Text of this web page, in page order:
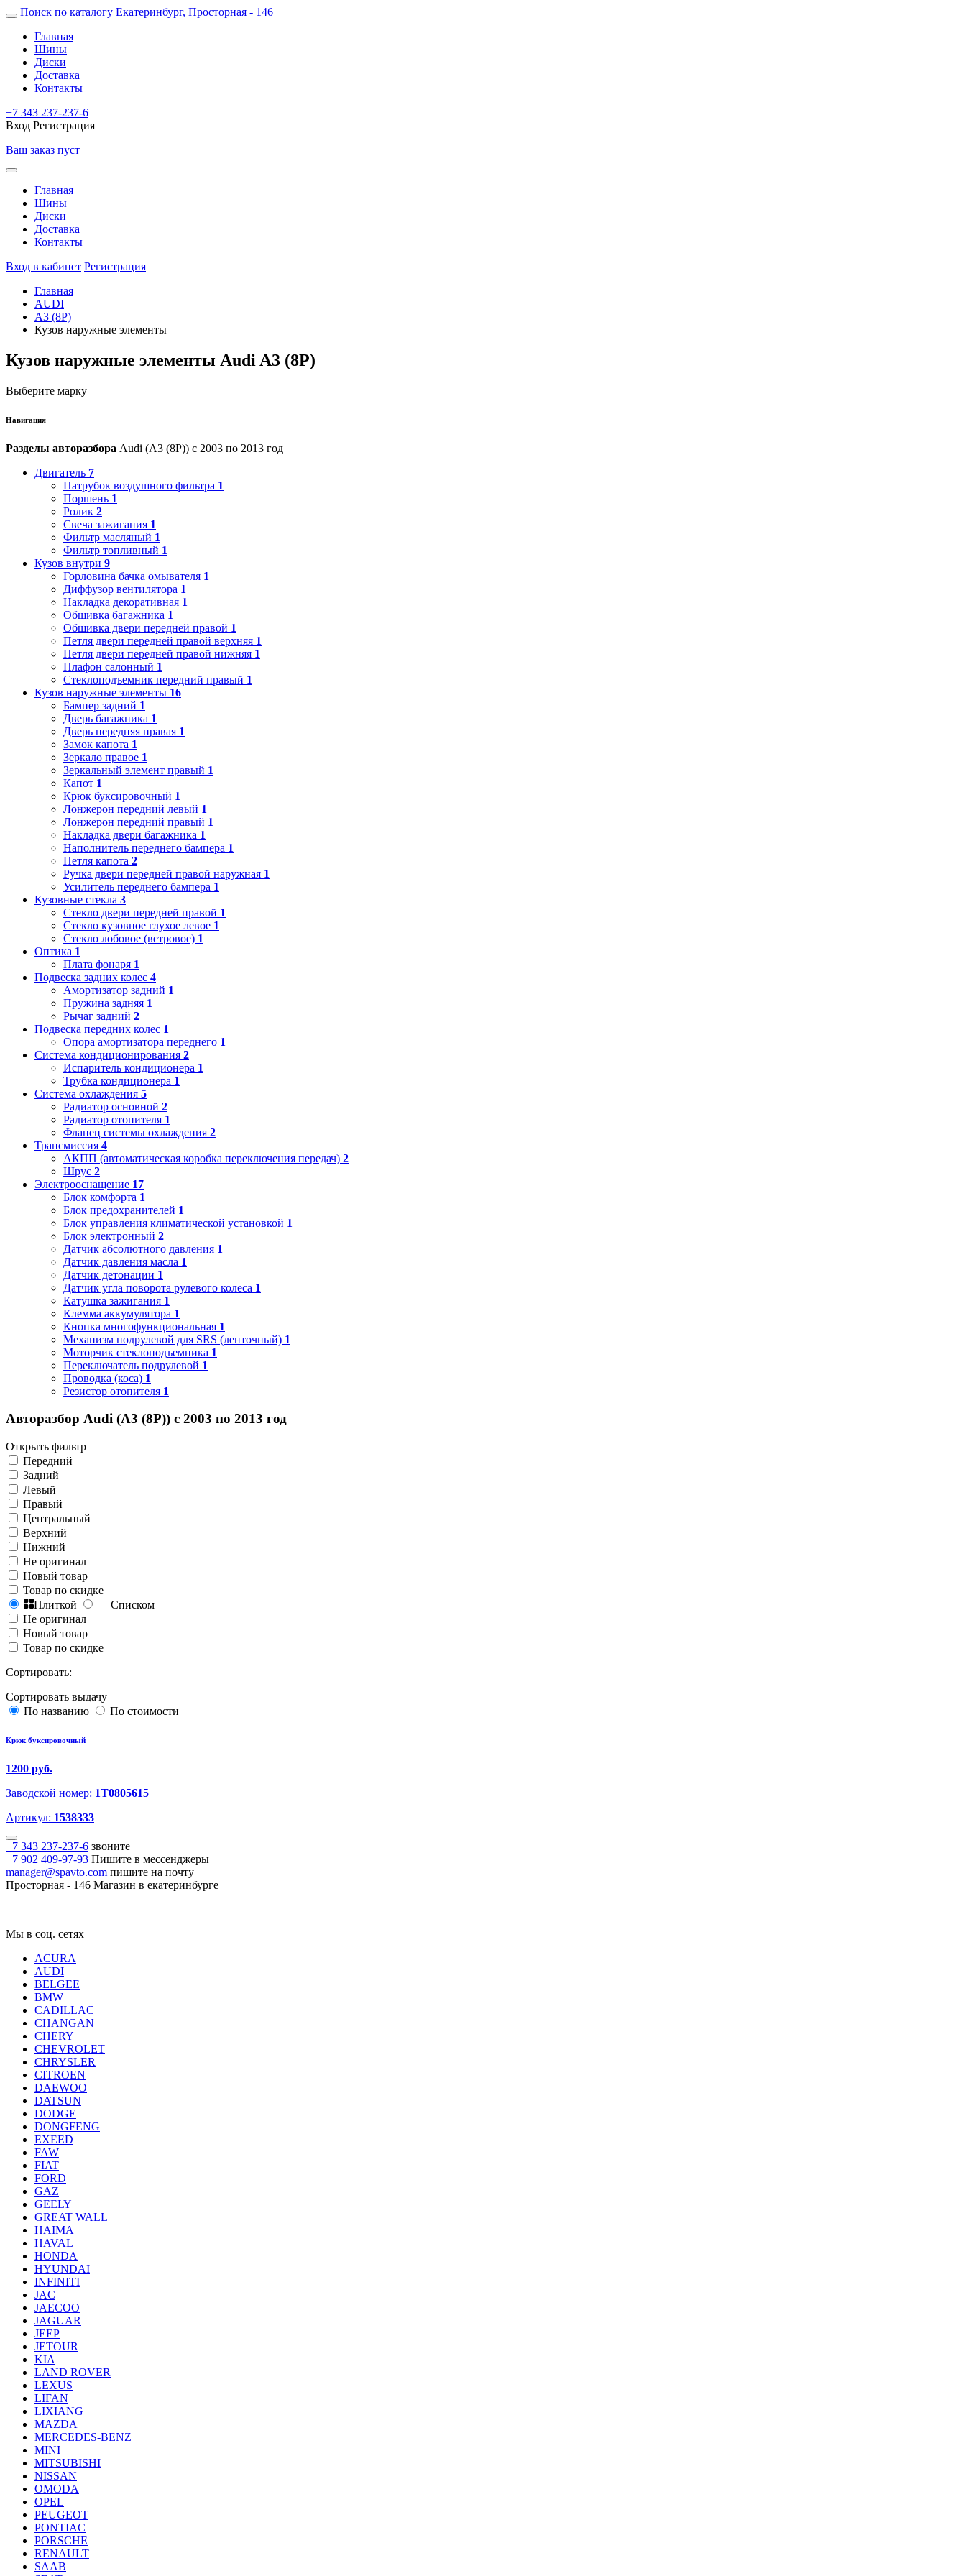
Поиск по каталогу Екатеринбург, Просторная - 146
Главная
Шины
Диски
Доставка
Контакты
+7 343 237-237-6
Вход Регистрация
Ваш заказ пуст
Главная
Шины
Диски
Доставка
Контакты
Вход в кабинет Регистрация
Главная
AUDI
A3 (8P)
Кузов наружные элементы
Кузов наружные элементы Audi A3 (8P)
Выберите марку
Навигация
Разделы авторазбора Audi (A3 (8P)) с 2003 по 2013 год
Двигатель 7
Патрубок воздушного фильтра 1
Поршень 1
Ролик 2
Свеча зажигания 1
Фильтр масляный 1
Фильтр топливный 1
Кузов внутри 9
Горловина бачка омывателя 1
Диффузор вентилятора 1
Накладка декоративная 1
Обшивка багажника 1
Обшивка двери передней правой 1
Петля двери передней правой верхняя 1
Петля двери передней правой нижняя 1
Плафон салонный 1
Стеклоподъемник передний правый 1
Кузов наружные элементы 16
Бампер задний 1
Дверь багажника 1
Дверь передняя правая 1
Замок капота 1
Зеркало правое 1
Зеркальный элемент правый 1
Капот 1
Крюк буксировочный 1
Лонжерон передний левый 1
Лонжерон передний правый 1
Накладка двери багажника 1
Наполнитель переднего бампера 1
Петля капота 2
Ручка двери передней правой наружная 1
Усилитель переднего бампера 1
Кузовные стекла 3
Стекло двери передней правой 1
Стекло кузовное глухое левое 1
Стекло лобовое (ветровое) 1
Оптика 1
Плата фонаря 1
Подвеска задних колес 4
Амортизатор задний 1
Пружина задняя 1
Рычаг задний 2
Подвеска передних колес 1
Опора амортизатора переднего 1
Система кондиционирования 2
Испаритель кондиционера 1
Трубка кондиционера 1
Система охлаждения 5
Радиатор основной 2
Радиатор отопителя 1
Фланец системы охлаждения 2
Трансмиссия 4
АКПП (автоматическая коробка переключения передач) 2
Шрус 2
Электрооснащение 17
Блок комфорта 1
Блок предохранителей 1
Блок управления климатической установкой 1
Блок электронный 2
Датчик абсолютного давления 1
Датчик давления масла 1
Датчик детонации 1
Датчик угла поворота рулевого колеса 1
Катушка зажигания 1
Клемма аккумулятора 1
Кнопка многофункциональная 1
Механизм подрулевой для SRS (ленточный) 1
Моторчик стеклоподъемника 1
Переключатель подрулевой 1
Проводка (коса) 1
Резистор отопителя 1
Авторазбор Audi (A3 (8P)) с 2003 по 2013 год
Открыть фильтр
Передний
Задний
Левый
Правый
Центральный
Верхний
Нижний
Не оригинал
Новый товар
Товар по скидке
Плиткой
Списком
Не оригинал
Новый товар
Товар по скидке
Сортировать:
Сортировать выдачу
По названию
По стоимости
Крюк буксировочный
1200 руб.
Заводской номер: 1T0805615
Артикул: 1538333
+7 343 237-237-6 звоните
+7 902 409-97-93 Пишите в мессенджеры
manager@spavto.com пишите на почту
Просторная - 146 Магазин в екатеринбурге
Мы в соц. сетях
ACURA
AUDI
BELGEE
BMW
CADILLAC
CHANGAN
CHERY
CHEVROLET
CHRYSLER
CITROEN
DAEWOO
DATSUN
DODGE
DONGFENG
EXEED
FAW
FIAT
FORD
GAZ
GEELY
GREAT WALL
HAIMA
HAVAL
HONDA
HYUNDAI
INFINITI
JAC
JAECOO
JAGUAR
JEEP
JETOUR
KIA
LAND ROVER
LEXUS
LIFAN
LIXIANG
MAZDA
MERCEDES-BENZ
MINI
MITSUBISHI
NISSAN
OMODA
OPEL
PEUGEOT
PONTIAC
PORSCHE
RENAULT
SAAB